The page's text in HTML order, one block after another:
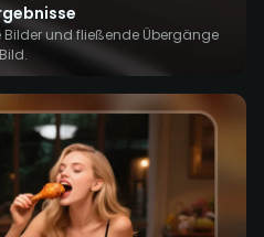
und fließende Übergänge